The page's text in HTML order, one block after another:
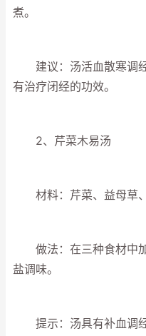
煮。
建议：汤活血散寒调经
有治疗闭经的功效。
2、芹菜木易汤
材料：芹菜、益母草、
做法：在三种食材中加
盐调味。
提示：汤具有补血调经